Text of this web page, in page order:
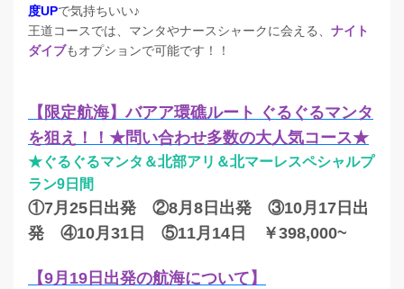
度UPで気持ちいい♪
王道コースでは、マンタやナースシャークに会える、 ナイト
ダイブもオプションで可能です！！
【限定航海】バアア環礁ルート ぐるぐるマンタ
を狙え！！★問い合わせ多数の大人気コース★
★ぐるぐるマンタ＆北部アリ＆北マーレスペシャルプ
ラン9日間
①7月25日出発 ②8月8日出発 ③10月17日出
発 ④10月31日 ⑤11月14日 ￥398,000~
【9月19日出発の航海について】